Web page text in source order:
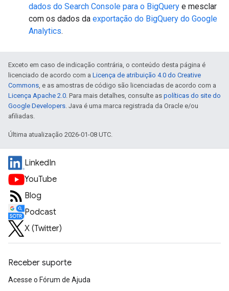
dados do Search Console para o BigQuery e mesclar
com os dados da exportação do BigQuery do Google
Analytics.
Exceto em caso de indicação contrária, o conteúdo desta página é
licenciado de acordo com a Licença de atribuição 4.0 do Creative
Commons, e as amostras de código são licenciadas de acordo com a
Licença Apache 2.0. Para mais detalhes, consulte as políticas do site do
Google Developers. Java é uma marca registrada da Oracle e/ou
afiliadas.
Última atualização 2026-01-08 UTC.
LinkedIn
YouTube
Blog
Podcast
X (Twitter)
Receber suporte
Acesse o Fórum de Ajuda